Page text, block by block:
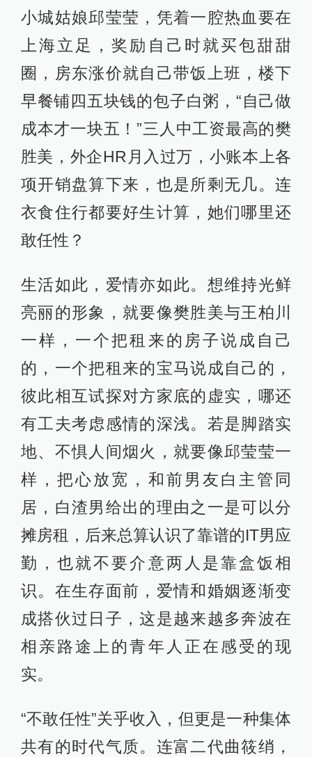
小城姑娘邱莹莹，凭着一腔热血要在
上海立足，奖励自己时就买包甜甜
圈，房东涨价就自己带饭上班，楼下
早餐铺四五块钱的包子白粥，“自己做
成本才一块五！”三人中工资最高的樊
胜美，外企HR月入过万，小账本上各
项开销盘算下来，也是所剩无几。连
衣食住行都要好生计算，她们哪里还
敢任性？
生活如此，爱情亦如此。想维持光鲜
亮丽的形象，就要像樊胜美与王柏川
一样，一个把租来的房子说成自己
的，一个把租来的宝马说成自己的，
彼此相互试探对方家底的虚实，哪还
有工夫考虑感情的深浅。若是脚踏实
地、不惧人间烟火，就要像邱莹莹一
样，把心放宽，和前男友白主管同
居，白渣男给出的理由之一是可以分
摊房租，后来总算认识了靠谱的IT男应
勤，也就不要介意两人是靠盒饭相
识。在生存面前，爱情和婚姻逐渐变
成搭伙过日子，这是越来越多奔波在
相亲路途上的青年人正在感受的现
实。
“不敢任性”关乎收入，但更是一种集体
共有的时代气质。连富二代曲筱绡，